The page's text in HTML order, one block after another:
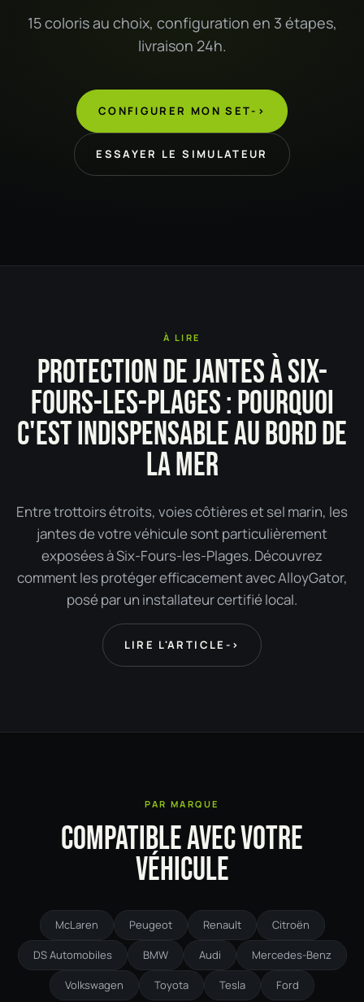
15 coloris au choix, configuration en 3 étapes,
livraison 24h.
CONFIGURER MON SET->
ESSAYER LE SIMULATEUR
À LIRE
PROTECTION DE JANTES À SIX-
FOURS-LES-PLAGES : POURQUOI
C'EST INDISPENSABLE AU BORD DE
LA MER
Entre trottoirs étroits, voies côtières et sel marin, les
jantes de votre véhicule sont particulièrement
exposées à Six-Fours-les-Plages. Découvrez
comment les protéger efficacement avec AlloyGator,
posé par un installateur certifié local.
LIRE L'ARTICLE ->
PAR MARQUE
COMPATIBLE AVEC VOTRE
VÉHICULE
McLaren Peugeot Renault Citroën
DS Automobiles BMW Audi Mercedes-Benz
Volkswagen Toyota Tesla Ford